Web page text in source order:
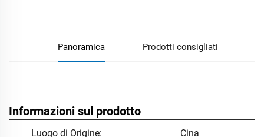
Panoramica Prodotti consigliati
Informazioni sul prodotto
Luogo di Origine: Cina